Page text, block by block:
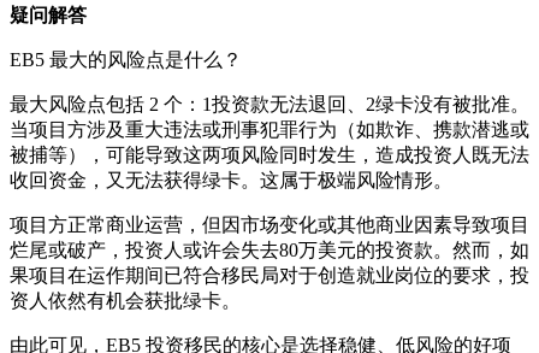
疑问解答
EB5 最大的风险点是什么？
最大风险点包括 2 个：1投资款无法退回、2绿卡没有被批准。
当项目方涉及重大违法或刑事犯罪行为（如欺诈、携款潜逃或
被捕等），可能导致这两项风险同时发生，造成投资人既无法
收回资金，又无法获得绿卡。这属于极端风险情形。
项目方正常商业运营，但因市场变化或其他商业因素导致项目
烂尾或破产，投资人或许会失去80万美元的投资款。然而，如
果项目在运作期间已符合移民局对于创造就业岗位的要求，投
资人依然有机会获批绿卡。
由此可见，EB5 投资移民的核心是选择稳健、低风险的好项